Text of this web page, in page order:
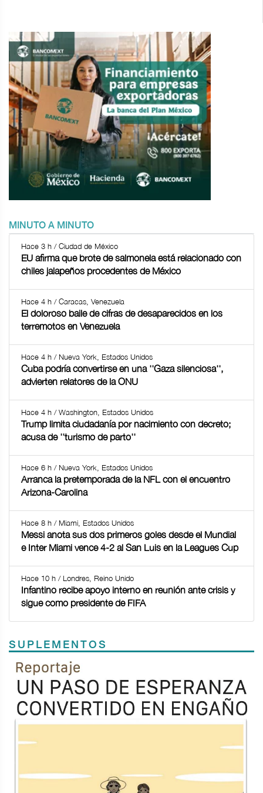
MINUTO A MINUTO
Hace 3 h / Ciudad de México
EU afirma que brote de salmonela está relacionado con
chiles jalapeños procedentes de México
Hace 4 h / Caracas, Venezuela
El doloroso baile de cifras de desaparecidos en los
terremotos en Venezuela
Hace 4 h / Nueva York, Estados Unidos
Cuba podría convertirse en una ''Gaza silenciosa'',
advierten relatores de la ONU
Hace 4 h / Washington, Estados Unidos
Trump limita ciudadanía por nacimiento con decreto;
acusa de ''turismo de parto''
Hace 6 h / Nueva York, Estados Unidos
Arranca la pretemporada de la NFL con el encuentro
Arizona-Carolina
Hace 8 h / Miami, Estados Unidos
Messi anota sus dos primeros goles desde el Mundial
e Inter Miami vence 4-2 al San Luis en la Leagues Cup
Hace 10 h / Londres, Reino Unido
Infantino recibe apoyo interno en reunión ante crisis y
sigue como presidente de FIFA
SUPLEMENTOS
Previous
TODOS LOS SUPLEMENTOS